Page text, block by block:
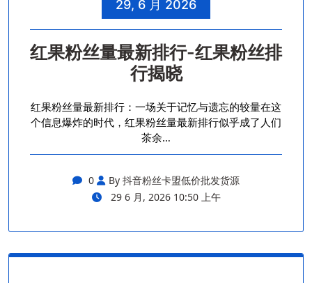
29, 6 月 2026
红果粉丝量最新排行-红果粉丝排
行揭晓
红果粉丝量最新排行：一场关于记忆与遗忘的较量在这
个信息爆炸的时代，红果粉丝量最新排行似乎成了人们
茶余…
0
By 抖音粉丝卡盟低价批发货源
29 6 月, 2026 10:50 上午